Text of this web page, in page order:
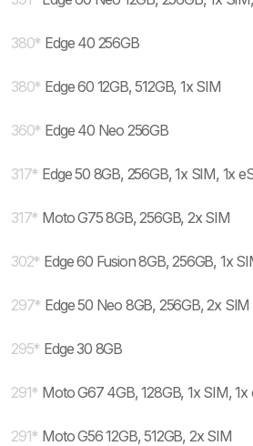
380* Edge 40 256GB
380* Edge 60 12GB, 512GB, 1x SIM
360* Edge 40 Neo 256GB
317* Edge 50 8GB, 256GB, 1x SIM, 1x
317* Moto G75 8GB, 256GB, 2x SIM
302* Edge 60 Fusion 8GB, 256GB, 1x
297* Edge 50 Neo 8GB, 256GB, 2x SIM
295* Edge 30 8GB
291* Moto G67 4GB, 128GB, 1x SIM, 1x
291* Moto G56 12GB, 512GB, 2x SIM